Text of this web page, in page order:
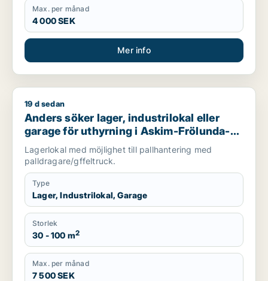
Max. per månad
4 000 SEK
Mer info
Anders söker lager, industrilokal eller garage för uthyrning i
19 d sedan
Anders söker lager, industrilokal eller
garage för uthyrning i Askim-Frölunda-
Högsbo
Lagerlokal med möjlighet till pallhantering med
palldragare/gffeltruck.
Type
Lager, Industrilokal, Garage
Storlek
30 - 100 m2
Max. per månad
7 500 SEK